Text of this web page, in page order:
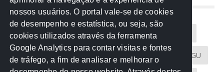
NUVEM DE TAGS
Acontece na Rede AGU AMM
Atricon Audicom CAU-MT CGU
nossos usuários. O portal vale-se de cookies
de desempenho e estatística, ou seja, são
cookies utilizados através da ferramenta
Google Analytics para contar visitas e fontes
de tráfego, a fim de analisar e melhorar o